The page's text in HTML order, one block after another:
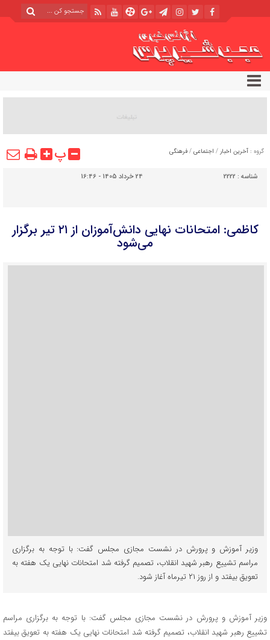
گروه : آخرین اخبار / اجتماعی / فرهنگی پ
شناسه : 2222 24 خرداد 1405 - 16:46
کاظمی: امتحانات نهایی دانش‌آموزان از ۲۱ تیر برگزار
می‌شود
وزیر آموزش و پرورش در نشست مجازی مجلس گفت: با توجه به برگزاری
مراسم تشییع رهبر شهید انقلاب، تصمیم گرفته شد امتحانات نهایی یک هفته به
تعویق بیفتد و از روز ۲۱ تیرماه آغاز شود.
وزیر آموزش و پرورش در نشست مجازی مجلس گفت: با توجه به برگزاری مراسم
تشییع رهبر شهید انقلاب، تصمیم گرفته شد امتحانات نهایی یک هفته به تعویق بیفتد